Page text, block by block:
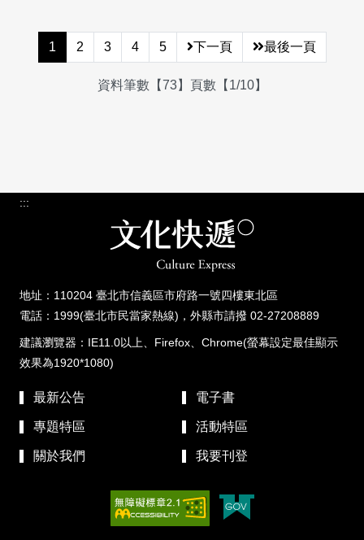
1 2 3 4 5 下一頁 最後一頁
資料筆數【73】頁數【1/10】
:::
地址：110204 臺北市信義區市府路一號四樓東北區
電話：1999(臺北市民當家熱線)，外縣市請撥 02-27208889
建議瀏覽器：IE11.0以上、Firefox、Chrome(螢幕設定最佳顯示
效果為1920*1080)
最新公告 電子書
專題特區 活動特區
關於我們 我要刊登